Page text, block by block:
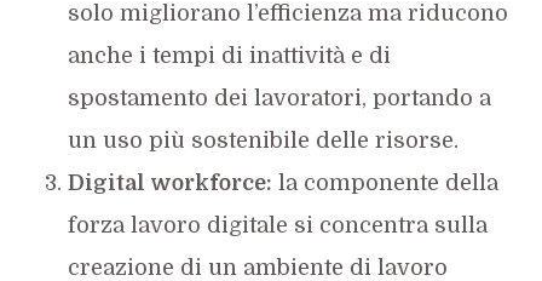
solo migliorano l’efficienza ma riducono
anche i tempi di inattività e di
spostamento dei lavoratori, portando a
un uso più sostenibile delle risorse.
Digital workforce: la componente della
forza lavoro digitale si concentra sulla
creazione di un ambiente di lavoro